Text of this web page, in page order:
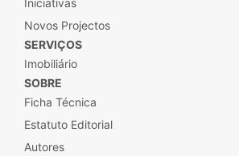
Descontos para assinantes
Clube P
@ 2020 PÚBLICO Comunicação Social SA
Principais Fluxos Financeiros